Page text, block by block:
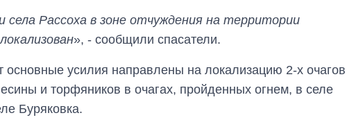
села Рассоха в зоне отчуждения на территории
», - сообщили спасатели.
основные усилия направлены на локализацию 2-х очагов
и торфяников в очагах, пройденных огнем, в селе
Буряковка.